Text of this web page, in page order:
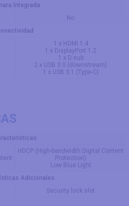
Integrada
No
1 x HDMI 1.4
1 x DisplayPort 1.2
1 x D-sub
2 x USB 3.0 (downstream)
1 x USB 3.1 (Type-C)
HDCP (High-bandwidth Digital Content
Protection)
Low Blue Light
Adicionales
Security lock slot